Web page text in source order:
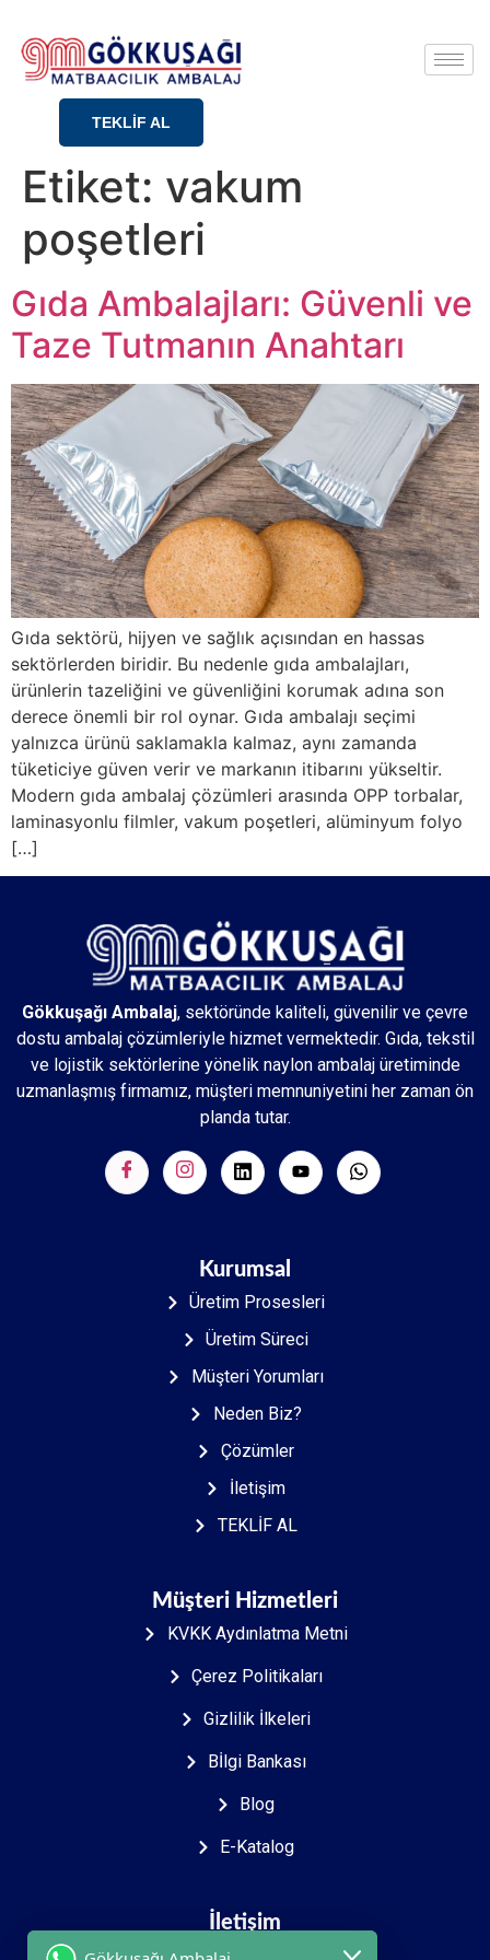
TEKLİF AL
Etiket: vakum
poşetleri
Gıda Ambalajları: Güvenli ve
Taze Tutmanın Anahtarı
Gıda sektörü, hijyen ve sağlık açısından en hassas
sektörlerden biridir. Bu nedenle gıda ambalajları,
ürünlerin tazeliğini ve güvenliğini korumak adına son
derece önemli bir rol oynar. Gıda ambalajı seçimi
yalnızca ürünü saklamakla kalmaz, aynı zamanda
tüketiciye güven verir ve markanın itibarını yükseltir.
Modern gıda ambalaj çözümleri arasında OPP torbalar,
laminasyonlu filmler, vakum poşetleri, alüminyum folyo
[…]
Gökkuşağı Ambalaj, sektöründe kaliteli, güvenilir ve çevre
dostu ambalaj çözümleriyle hizmet vermektedir. Gıda, tekstil
ve lojistik sektörlerine yönelik naylon ambalaj üretiminde
uzmanlaşmış firmamız, müşteri memnuniyetini her zaman ön
planda tutar.
Kurumsal
Üretim Prosesleri
Üretim Süreci
Müşteri Yorumları
Neden Biz?
Çözümler
İletişim
TEKLİF AL
Müşteri Hizmetleri
KVKK Aydınlatma Metni
Çerez Politikaları
Gizlilik İlkeleri
Bİlgi Bankası
Blog
E-Katalog
İletişim